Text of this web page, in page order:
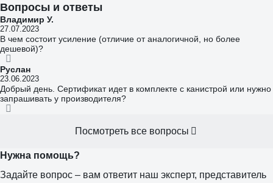
Вопросы и ответы
Владимир У.
27.07.2023
В чем состоит усиление (отличие от аналогичной, но более
дешевой)?
Руслан
23.06.2023
Добрый день. Сертификат идет в комплекте с канистрой или нужно
запрашивать у производителя?
Посмотреть все вопросы
Нужна помощь?
Задайте вопрос – вам ответит наш эксперт, представитель